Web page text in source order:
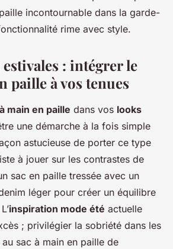
incontournable dans la garde-
rime avec style.
: intégrer le
paille à vos tenues
main en paille dans vos looks
une démarche à la fois simple
astucieuse de porter ce type
à jouer sur les contrastes de
sac en paille tressée avec un
léger pour créer un équilibre
inspiration mode été actuelle
; privilégier la sobriété dans les
sac à main en paille de